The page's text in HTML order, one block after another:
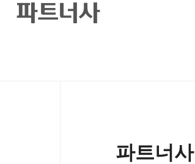
파트너사
파트너